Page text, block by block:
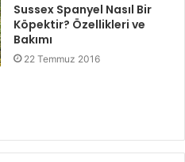
Sussex Spanyel Nasıl Bir
Köpektir? Özellikleri ve
Bakımı
22 Temmuz 2016